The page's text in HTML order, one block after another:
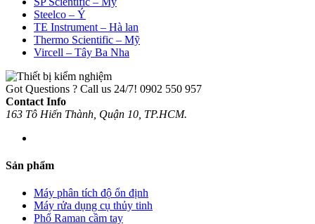
Steelco – Ý
TE Instrument – Hà lan
Thermo Scientific – Mỹ
Vircell – Tây Ba Nha
Got Questions ? Call us 24/7! 0902 550 957
Contact Info
163 Tô Hiến Thành, Quận 10, TP.HCM.
Sản phẩm
Máy phân tích độ ổn định
Máy rửa dụng cụ thủy tinh
Phổ Raman cầm tay